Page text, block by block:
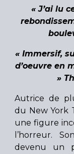
« J’ai lu
« Immersif,
d’oeuvre en
»
Autrice de
du New York
une figure
l’horreur.
devenu un